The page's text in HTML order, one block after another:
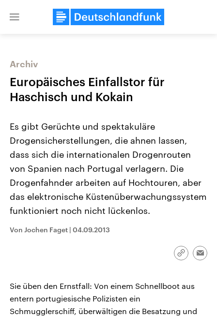
Close
Landtagswahl Sachsen-Anhalt
Alle Informationen
Sachsen-Anhalt wählt am 6.
September 2026 einen neuen
Landtag. Seit 2021 wird das
Bundesland von einer Koalition aus
Umfragen, Prognosen,
USA
Hintergründe
Wirtschaftlich und
gehören die Vereinigten
den mächtigsten Ländern
mit großem Einfluss auf
Archiv
Europäisches Einfallstor für
Haschisch und Kokain
Es gibt Gerüchte und spektakuläre
Drogensicherstellungen, die ahnen lassen,
dass sich die internationalen Drogenrouten
von Spanien nach Portugal verlagern. Die
Drogenfahnder arbeiten auf Hochtouren, aber
das elektronische Küstenüberwachungssystem
funktioniert noch nicht lückenlos.
Von Jochen Faget | 04.09.2013
Link
Sie üben den Ernstfall: Von einem Schnellboot aus
entern portugiesische Polizisten ein
Schmugglerschiff, überwältigen die Besatzung und